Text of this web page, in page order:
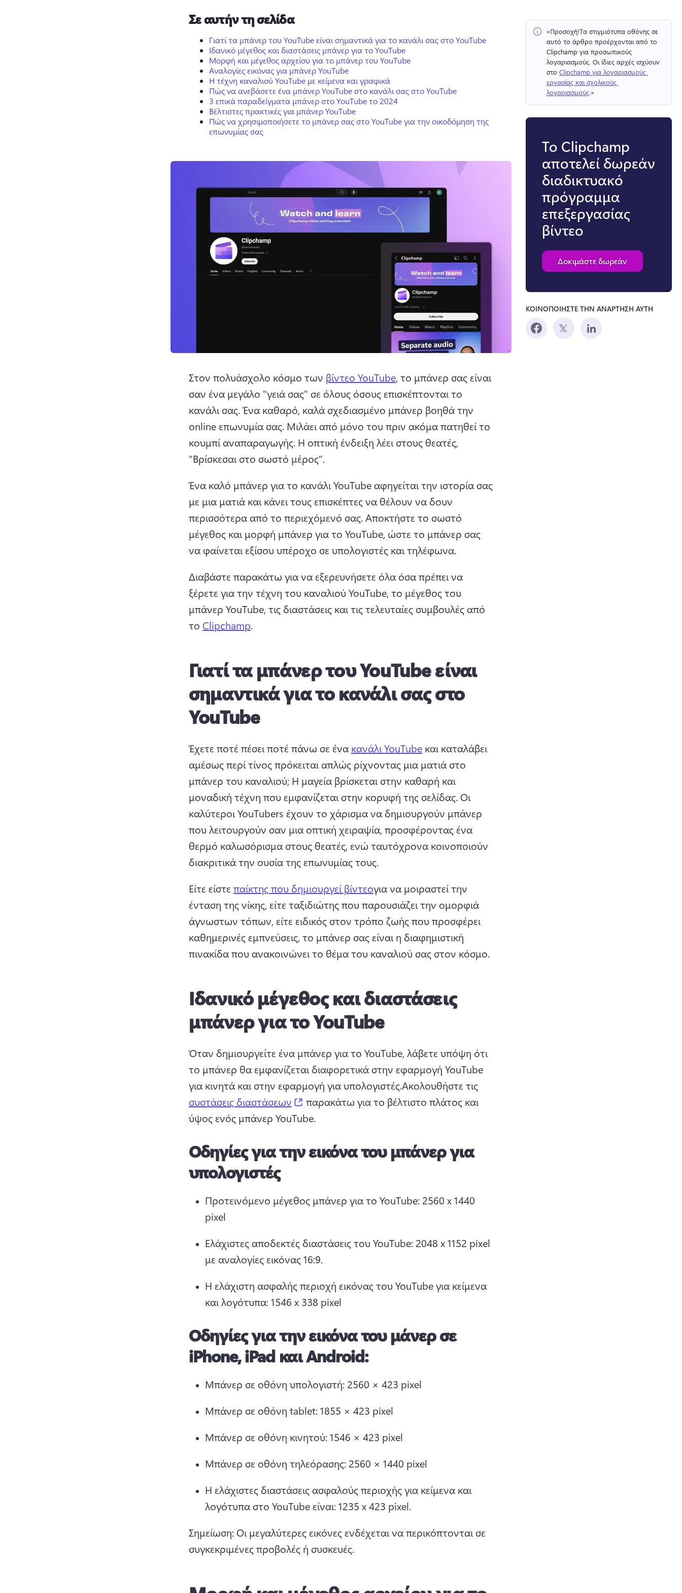
Σε αυτήν τη σελίδα
Γιατί τα μπάνερ του YouTube είναι σημαντικά για το κανάλι σας στο YouTube
Ιδανικό μέγεθος και διαστάσεις μπάνερ για το YouTube
Μορφή και μέγεθος αρχείου για το μπάνερ του YouTube
Αναλογίες εικόνας για μπάνερ YouTube
Η τέχνη καναλιού YouTube με κείμενα και γραφικά
Πώς να ανεβάσετε ένα μπάνερ YouTube στο κανάλι σας στο YouTube
3 επικά παραδείγματα μπάνερ στο YouTube το 2024
Βέλτιστες πρακτικές για μπάνερ YouTube
Πώς να χρησιμοποιήσετε το μπάνερ σας στο YouTube για την οικοδόμηση της
επωνυμίας σας
Στον πολυάσχολο κόσμο των βίντεο YouTube, το μπάνερ σας είναι
σαν ένα μεγάλο "γειά σας" σε όλους όσους επισκέπτονται το
κανάλι σας. Ένα καθαρό, καλά σχεδιασμένο μπάνερ βοηθά την
online επωνυμία σας. Μιλάει από μόνο του πριν ακόμα πατηθεί το
κουμπί αναπαραγωγής. Η οπτική ένδειξη λέει στους θεατές,
"Βρίσκεσαι στο σωστό μέρος".
Ένα καλό μπάνερ για το κανάλι YouTube αφηγείται την ιστορία σας
με μια ματιά και κάνει τους επισκέπτες να θέλουν να δουν
περισσότερα από το περιεχόμενό σας. Αποκτήστε το σωστό
μέγεθος και μορφή μπάνερ για το YouTube, ώστε το μπάνερ σας
να φαίνεται εξίσου υπέροχο σε υπολογιστές και τηλέφωνα.
Διαβάστε παρακάτω για να εξερευνήσετε όλα όσα πρέπει να
ξέρετε για την τέχνη του καναλιού YouTube, το μέγεθος του
μπάνερ YouTube, τις διαστάσεις και τις τελευταίες συμβουλές από
το Clipchamp.
Γιατί τα μπάνερ του YouTube είναι
σημαντικά για το κανάλι σας στο
YouTube
Έχετε ποτέ πέσει ποτέ πάνω σε ένα κανάλι YouTube και καταλάβει
αμέσως περί τίνος πρόκειται απλώς ρίχνοντας μια ματιά στο
μπάνερ του καναλιού; Η μαγεία βρίσκεται στην καθαρή και
μοναδική τέχνη που εμφανίζεται στην κορυφή της σελίδας. Οι
καλύτεροι YouTubers έχουν το χάρισμα να δημιουργούν μπάνερ
που λειτουργούν σαν μια οπτική χειραψία, προσφέροντας ένα
θερμό καλωσόρισμα στους θεατές, ενώ ταυτόχρονα κοινοποιούν
διακριτικά την ουσία της επωνυμίας τους.
Είτε είστε παίκτης που δημιουργεί βίντεογια να μοιραστεί την
ένταση της νίκης, είτε ταξιδιώτης που παρουσιάζει την ομορφιά
άγνωστων τόπων, είτε ειδικός στον τρόπο ζωής που προσφέρει
καθημερινές εμπνεύσεις, το μπάνερ σας είναι η διαφημιστική
πινακίδα που ανακοινώνει το θέμα του καναλιού σας στον κόσμο.
Ιδανικό μέγεθος και διαστάσεις
μπάνερ για το YouTube
Όταν δημιουργείτε ένα μπάνερ για το YouTube, λάβετε υπόψη ότι
το μπάνερ θα εμφανίζεται διαφορετικά στην εφαρμογή YouTube
για κινητά και στην εφαρμογή για υπολογιστές.Ακολουθήστε τις
συστάσεις διαστάσεων
(opens in a new tab)
παρακάτω για το βέλτιστο πλάτος και
ύψος ενός μπάνερ YouTube.
Οδηγίες για την εικόνα του μπάνερ για
υπολογιστές
Προτεινόμενο μέγεθος μπάνερ για το YouTube: 2560 x 1440
pixel
Ελάχιστες αποδεκτές διαστάσεις του YouTube: 2048 x 1152 pixel
με αναλογίες εικόνας 16:9.
Η ελάχιστη ασφαλής περιοχή εικόνας του YouTube για κείμενα
και λογότυπα: 1546 x 338 pixel
Οδηγίες για την εικόνα του μάνερ σε
iPhone, iPad και Android:
Μπάνερ σε οθόνη υπολογιστή: 2560 × 423 pixel
Μπάνερ σε οθόνη tablet: 1855 × 423 pixel
Μπάνερ σε οθόνη κινητού: 1546 × 423 pixel
Μπάνερ σε οθόνη τηλεόρασης: 2560 × 1440 pixel
Η ελάχιστες διαστάσεις ασφαλούς περιοχής για κείμενα και
λογότυπα στο YouTube είναι: 1235 x 423 pixel.
Σημείωση: Οι μεγαλύτερες εικόνες ενδέχεται να περικόπτονται σε
συγκεκριμένες προβολές ή συσκευές.
«Προσοχή!Τα στιγμιότυπα οθόνης σε
αυτό το άρθρο προέρχονται από το
Clipchamp για προσωπικούς
λογαριασμούς. Οι ίδιες αρχές ισχύουν
στο Clipchamp για λογαριασμούς
εργασίας και σχολικούς
λογαριασμούς.»
Το Clipchamp
αποτελεί δωρεάν
διαδικτυακό
πρόγραμμα
επεξεργασίας
βίντεο
Δοκιμάστε δωρεάν
ΚΟΙΝΟΠΟΙΗΣΤΕ ΤΗΝ ΑΝΑΡΤΗΣΗ ΑΥΤΗ